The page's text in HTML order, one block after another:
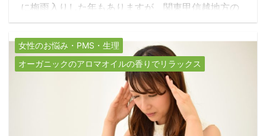
に梅雨入りした年もありますが、関東甲信越地方の
平年の梅雨入りは6月8日ごろとなっていて、そこか
ら約40日間、ぐずついた天気が続きます。梅雨にな
ると何となく体調も気分も優れない…という方が多
いと思います。まずはその原因を知って、対策を立
てて、少しでも快適に過ごせるようにしましょう。
女性のお悩み・PMS・生理
オーガニックのアロマオイルの香りでリラックス